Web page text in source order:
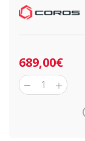
689,00€
1